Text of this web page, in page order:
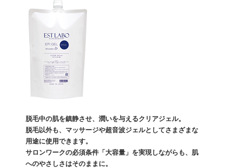
脱毛中の肌を鎮静させ、潤いを与えるクリアジェル。
脱毛以外も、マッサージや超音波ジェルとしてさまざまな
用途に使用できます。
サロンワークの必須条件「大容量」を実現しながらも、肌
へのやさしさはそのままに。